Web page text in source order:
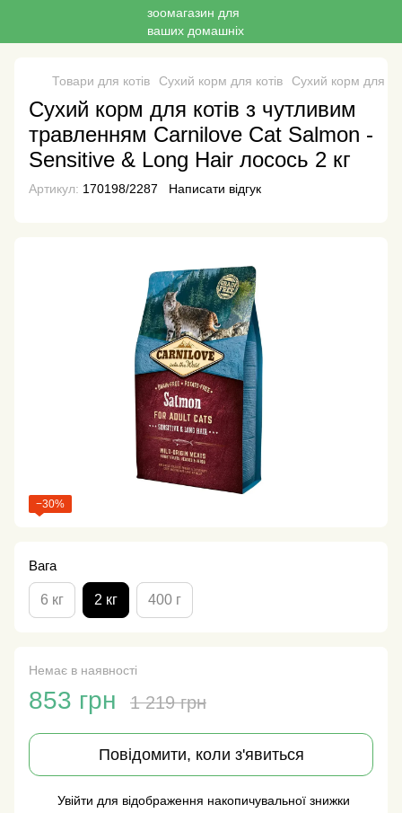
Товари для котів Сухий корм для котів Сухий корм для
Сухий корм для котів з чутливим
травленням Carnilove Cat Salmon -
Sensitive & Long Hair лосось 2 кг
Артикул: 170198/2287 Написати відгук
−30%
Вага
6 кг 2 кг 400 г
Немає в наявності
853 грн 1 219 грн
Повідомити, коли з'явиться
Увійти для відображення накопичувальної знижки